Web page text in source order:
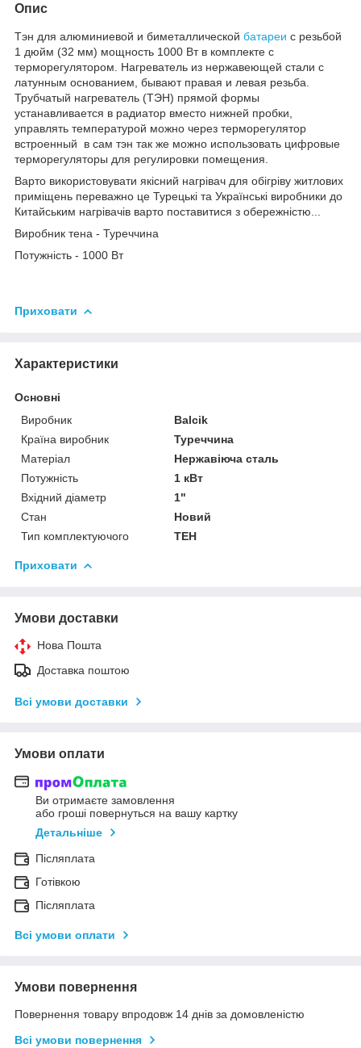
Опис
Тэн для алюминиевой и биметаллической батареи с резьбой
1 дюйм (32 мм) мощность 1000 Вт в комплекте с
терморегулятором. Нагреватель из нержавеющей стали с
латунным основанием, бывают правая и левая резьба.
Трубчатый нагреватель (ТЭН) прямой формы
устанавливается в радиатор вместо нижней пробки,
управлять температурой можно через терморегулятор
встроенный в сам тэн так же можно использовать цифровые
терморегуляторы для регулировки помещения.
Варто використовувати якісний нагрівач для обігріву житлових
приміщень переважно це Турецькі та Українські виробники до
Китайським нагрівачів варто поставитися з обережністю...
Виробник тена - Туреччина
Потужність - 1000 Вт
Приховати
Характеристики
Основні
Виробник
Balcik
Країна виробник
Туреччина
Матеріал
Нержавіюча сталь
Потужність
1 кВт
Вхідний діаметр
1"
Стан
Новий
Тип комплектуючого
ТЕН
Приховати
Умови доставки
Нова Пошта
Доставка поштою
Всі умови доставки
Умови оплати
Ви отримаєте замовлення
або гроші повернуться на вашу картку
Детальніше
Післяплата
Готівкою
Післяплата
Всі умови оплати
Умови повернення
Повернення товару впродовж 14 днів за домовленістю
Всі умови повернення